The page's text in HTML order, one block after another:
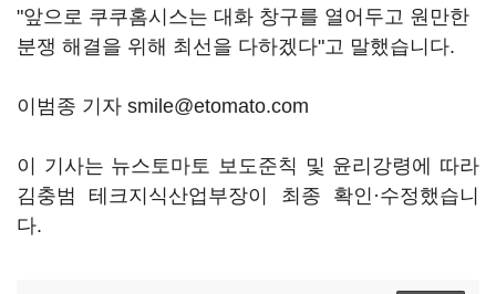
"앞으로 쿠쿠홈시스는 대화 창구를 열어두고 원만한
분쟁 해결을 위해 최선을 다하겠다"고 말했습니다.
이범종 기자 smile@etomato.com
이 기사는 뉴스토마토 보도준칙 및 윤리강령에 따라
김충범 테크지식산업부장이 최종 확인·수정했습니
다.